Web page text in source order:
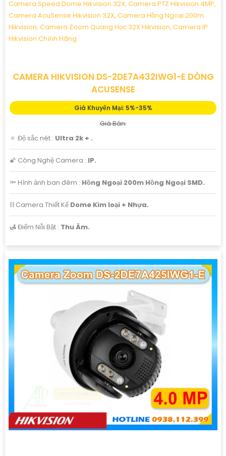
CAMERA HIKVISION DS-2DE7A432IWG1-E DÒNG
ACUSENSE
Giá Khuyến Mại: 5%-35%
Giá Bán:
🔅 Độ sắc nét : Ultra 2k + .
🌠 Công Nghệ Camera : IP.
🔦 Hình ảnh ban đêm : Hồng Ngoại 200m Hồng Ngoại SMD.
⛓ Camera Thiết Kế Dome Kim loại + Nhựa.
️🛃 Điểm Nỗi Bật : Thu Âm.